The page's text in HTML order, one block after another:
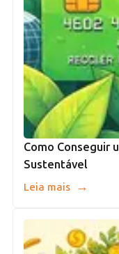
Como Conseguir
Sustentável
Leia mais →